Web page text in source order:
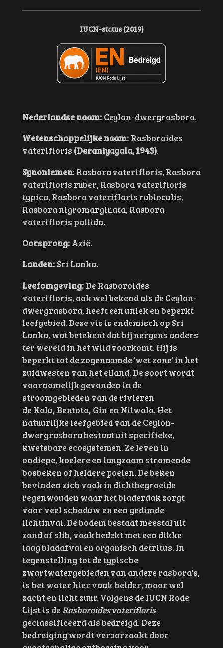
IUCN-status (2019)
Nederlandse naam:Ceylon-dwergrasbora.
Wetenschappelijke naam:Rasboroides
vaterifloris (Deraniyagala, 1943).
Synoniemen: Rasbora vaterifloris, Rasbora
vaterifloris ruber, Rasbora vaterifloris
typica, Rasbora vaterifloris rubioculis,
Rasbora nigromarginata, Rasbora
vaterifloris pallida.
Oorsprong: Azië.
Landen:Sri Lanka.
Leefomgeving: De Rasboroides
vaterifloris, ook wel bekend als de Ceylon-
dwergrasbora, heeft een uniek en beperkt
leefgebied. Deze vis is endemisch op Sri
Lanka, wat betekent dat hij nergens anders
ter wereld in het wild voorkomt. Hij is
beperkt tot de zogenaamde 'wet zone' in het
zuidwesten van het eiland. De soort wordt
voornamelijk gevonden in de
stroomgebieden van de rivieren
de Kalu, Bentota, Gin en Nilwala. Het
natuurlijke leefgebied van de Ceylon-
dwergrasbora bestaat uit specifieke,
kwetsbare ecosystemen. Ze leven in
ondiepe, koelere en langzaam stromende
bosbeken of heldere poelen. De beken
bevinden zich vaak in dichtbegroeide
regenwouden waar het bladerdak zorgt
voor veel schaduw en een gedimde
lichtinval. De bodem bestaat meestal uit
zand of slib, vaak bedekt met een dikke
laag bladafval en organisch detritus. In
tegenstelling tot de typische
zwartwatergebieden van andere rasbora's,
is het water hier vaak helder, maar wel
zacht en licht zuur. Volgens de IUCN Rode
Lijstis de Rasboroides vaterifloris
geclassificeerd als bedreigd. Deze
bedreiging wordt veroorzaakt door